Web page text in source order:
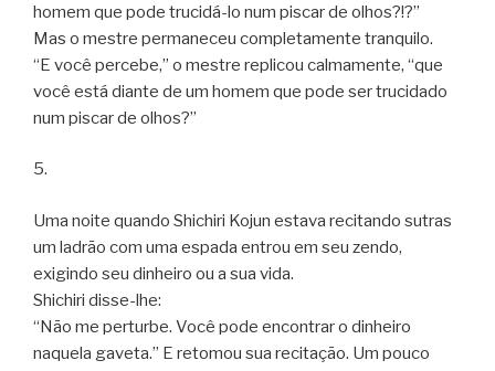
homem que pode trucidá-lo num piscar de olhos?!?”
Mas o mestre permaneceu completamente tranquilo.
“E você percebe,” o mestre replicou calmamente, “que
você está diante de um homem que pode ser trucidado
num piscar de olhos?”
5.
Uma noite quando Shichiri Kojun estava recitando sutras
um ladrão com uma espada entrou em seu zendo,
exigindo seu dinheiro ou a sua vida.
Shichiri disse-lhe:
“Não me perturbe. Você pode encontrar o dinheiro
naquela gaveta.” E retomou sua recitação. Um pouco